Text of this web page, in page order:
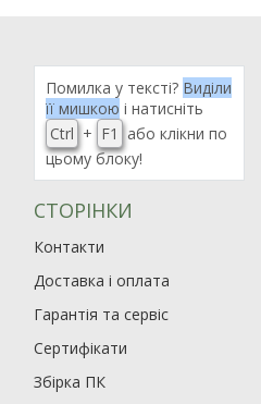
Помилка у тексті? Виділи
її мишкою і натисніть
Ctrl + F1
або клікни по
цьому блоку!
СТОРІНКИ
Контакти
Доставка і оплата
Гарантія та сервіс
Сертифікати
Збірка ПК